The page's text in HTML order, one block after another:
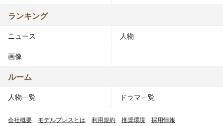
ランキング
ニュース 人物
画像
ルーム
人物一覧 ドラマ一覧
会社概要 モデルプレスとは 利用規約 推奨環境 採用情報